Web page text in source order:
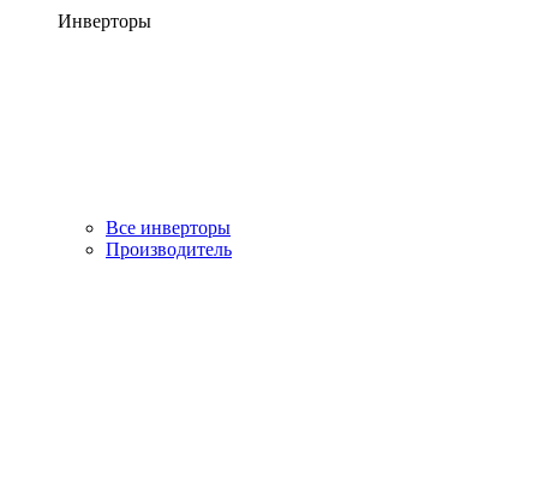
Инверторы
Все инверторы
Производитель